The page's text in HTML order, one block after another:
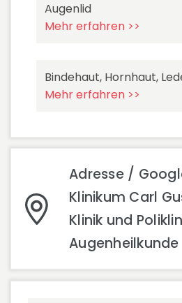
Augenlid
Mehr erfahren >>
Bindehaut, Hornhaut,
Mehr erfahren >>
Adresse /
Klinikum Carl
Klinik und
Augenheilkunde